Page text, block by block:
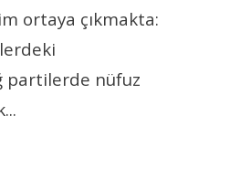
ortaya çıkmakta:
partilerde nüfuz
...